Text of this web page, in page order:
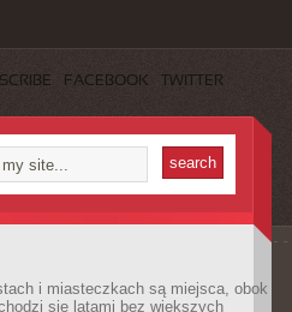
FACEBOOK TWITTER
i miasteczkach są miejsca, obok
się latami bez większych